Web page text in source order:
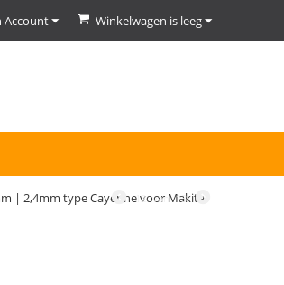
Winkelwagen is leeg
Account
| 2,4mm type Cayenne voor Makita
12 van 13